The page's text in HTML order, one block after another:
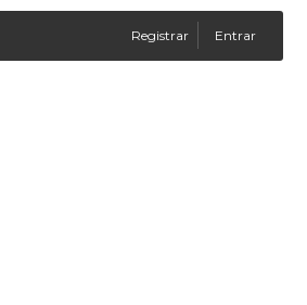
Registrar Entrar